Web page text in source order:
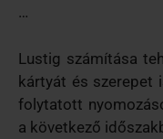
…
Lustig számítása
kártyát és szerepet
folytatott
a következő